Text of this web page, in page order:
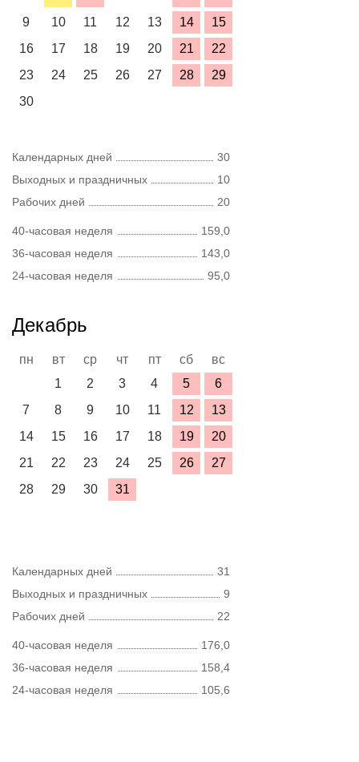
9
10 11 12 13 14
15
16
17 18 19 20 21
22
23
24 25 26 27 28
29
30
Календарных дней
30
Выходных и праздничных
10
Рабочих дней
20
40-часовая неделя
159,0
36-часовая неделя
143,0
24-часовая неделя
95,0
Декабрь
пн вт ср чт пт сб
вс
1
2 3 4 5
6
7
8 9 10 11 12
13
14
15 16 17 18 19
20
21
22 23 24 25 26
27
28
29 30 31
Календарных дней
31
Выходных и праздничных
9
Рабочих дней
22
40-часовая неделя
176,0
36-часовая неделя
158,4
24-часовая неделя
105,6